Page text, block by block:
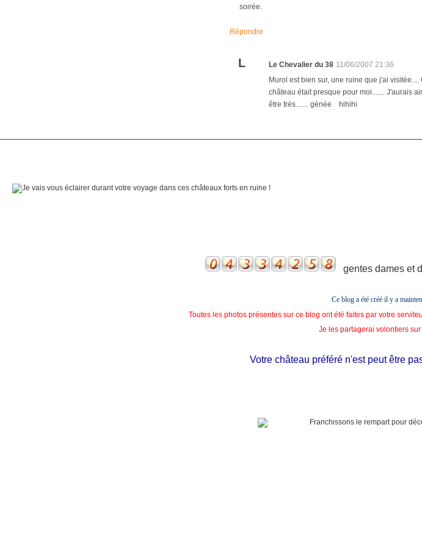
soirée.
Répondre
L Le Chevalier du 38 11/06/2007 21:36
Murol est bien sur, une ruine que j'ai
château était presque pour moi....... J'aurais
être très....... génée hihihi
gentes dames et
Ce blog a été créé il y a
Toutes les photos présentes sur ce blog ont été faites par votre
Je les partagerai volontiers
Votre château préféré n'est peut être pas